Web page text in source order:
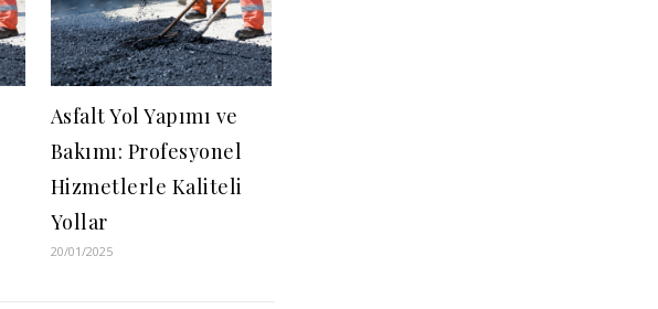
Asfalt Yol Yapımı ve
Bakımı: Profesyonel
Hizmetlerle Kaliteli
Yollar
20/01/2025